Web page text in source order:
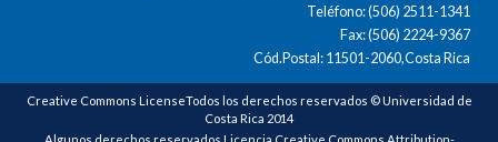
Teléfono: (506) 2511-1341
Fax: (506) 2224-9367
Cód.Postal: 11501-2060,Costa Rica
Creative Commons LicenseTodos los derechos reservados © Universidad de
Costa Rica 2014